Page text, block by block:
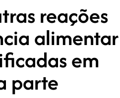
reações
alimentar
em
parte